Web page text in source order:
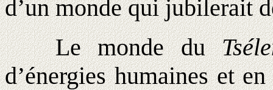
d’un monde qui jubilerait
Le monde du
d’énergies humaines et